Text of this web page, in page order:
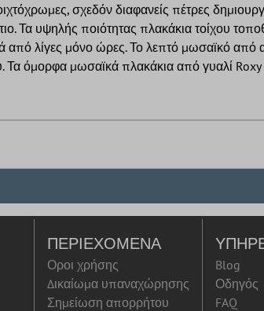
σχεδόν διαφανείς πέτρες
Τα υψηλής ποιότητας πλακάκια τοίχου
λίγες μόνο ώρες. Το λεπτό μωσαϊκό από
όμορφα μωσαϊκά πλακάκια από γυαλί
ΠΕΡΙΕΧΌΜΕΝΑ
Οροι χρήσης
Δικαίωμα υπαναχώρησης
Σημείωση απορρήτου
Blog
Οδηγός
FAQ